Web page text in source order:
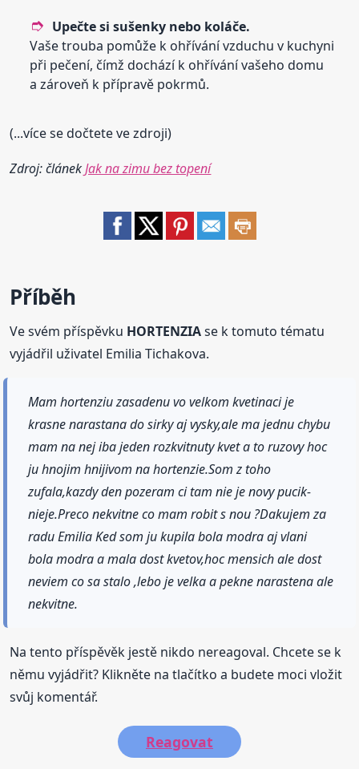
Upečte si sušenky nebo koláče.
Vaše trouba pomůže k ohřívání vzduchu v kuchyni
při pečení, čímž dochází k ohřívání vašeho domu
a zároveň k přípravě pokrmů.
(...více se dočtete ve zdroji)
Zdroj: článekJak na zimu bez topení
Příběh
Ve svém příspěvku HORTENZIAse k tomuto tématu
vyjádřil uživatel Emilia Tichakova.
Mam hortenziu zasadenu vo velkom kvetinaci je
krasne narastana do sirky aj vysky,ale ma jednu chybu
mam na nej iba jeden rozkvitnuty kvet a to ruzovy hoc
ju hnojim hnijivom na hortenzie.Som z toho
zufala,kazdy den pozeram ci tam nie je novy pucik-
nieje.Preco nekvitne co mam robit s nou ?Dakujem za
radu Emilia Ked som ju kupila bola modra aj vlani
bola modra a mala dost kvetov,hoc mensich ale dost
neviem co sa stalo ,lebo je velka a pekne narastena ale
nekvitne.
Na tento příspěvěk jestě nikdo nereagoval. Chcete se k
němu vyjádřit? Klikněte na tlačítko a budete moci vložit
svůj komentář.
Reagovat